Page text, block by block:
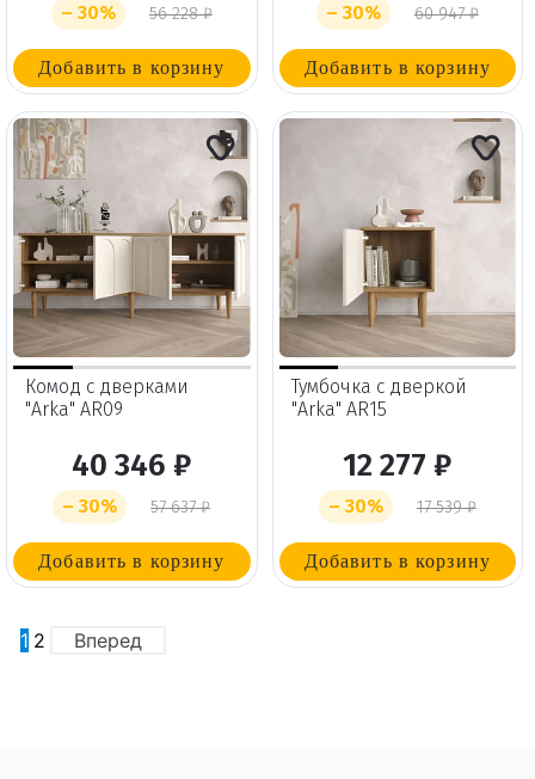
– 30% 56 228 ₽
Добавить в корзину
– 30% 60 947 ₽
Добавить в корзину
Комод с дверками
"Arka" AR09
40 346 ₽
– 30% 57 637 ₽
Добавить в корзину
Тумбочка с дверкой
"Arka" AR15
12 277 ₽
– 30% 17 539 ₽
Добавить в корзину
1 2 Вперед